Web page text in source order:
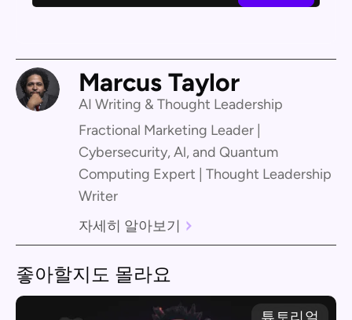
Marcus Taylor
AI Writing & Thought Leadership
Fractional Marketing Leader |
Cybersecurity, Al, and Quantum
Computing Expert | Thought Leadership
Writer
자세히 알아보기
좋아할지도 몰라요
튜토리얼